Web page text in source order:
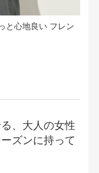
と心地良い フレン
、大人の女性
ズンに持って